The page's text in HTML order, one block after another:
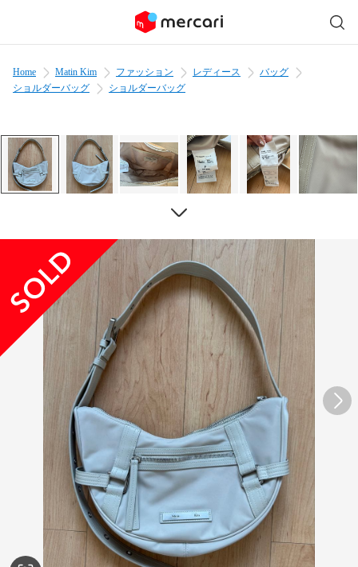
Home Matin Kim ファッション レディース
バッグ
ショルダーバッグ
ショルダーバッグ